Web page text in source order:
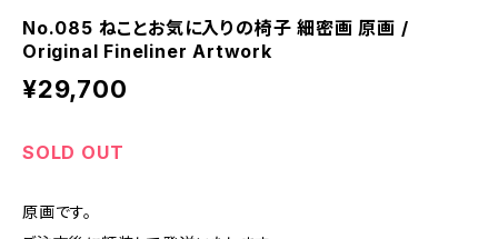
No.085 ねことお気に入りの椅子 細密画 原画 /
Original Fineliner Artwork
¥29,700
SOLD OUT
原画です。